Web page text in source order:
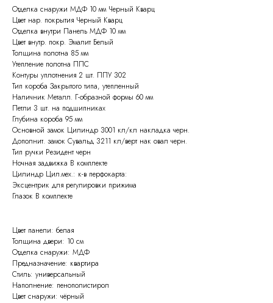
Отделка снаружи МДФ 10 мм Черный Кварц
Цвет нар. покрытия Черный Кварц
Отделка внутри Панель МДФ 10 мм
Цвет внутр. покр. Эмалит Белый
Толщина полотна 85 мм
Утепление полотна ППС
Контуры уплотнения 2 шт. ППУ 302
Тип короба Закрытого типа, утепленный
Наличник Металл. Г-образной формы 60 мм
Петли 3 шт. на подшипниках
Глубина короба 95 мм
Основной замок Цилиндр 3001 кл/кл накладка черн.
Дополнит. замок Сувальд 3211 кл/верт нак овал черн.
Тип ручки Резидент черн
Ночная задвижка В комплекте
Цилиндр Цил.мех.: к-в перфокарта:
Эксцентрик для регулировки прижима
Глазок В комплекте
Цвет панели: белая
Толщина двери: 10 см
Отделка снаружи: МДФ
Предназначение: квартира
Стиль: универсальный
Наполнение: пенополистирол
Цвет снаружи: чёрный